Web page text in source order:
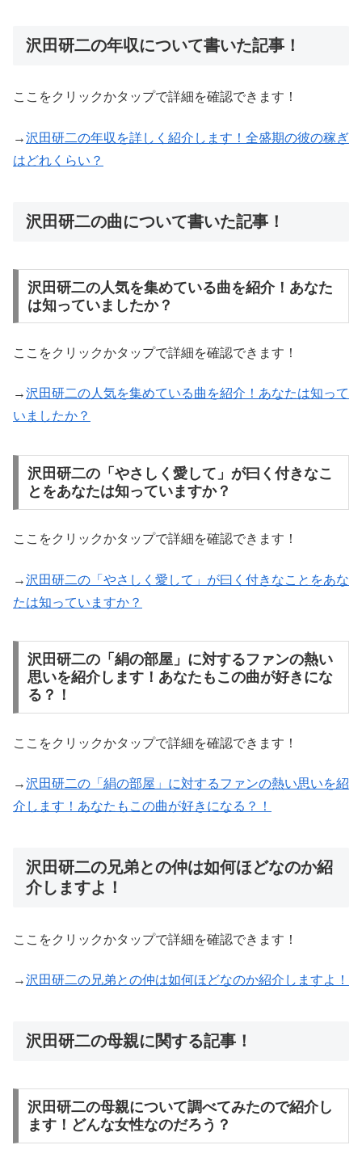
沢田研二の年収について書いた記事！
ここをクリックかタップで詳細を確認できます！
→沢田研二の年収を詳しく紹介します！全盛期の彼の稼ぎ
はどれくらい？
沢田研二の曲について書いた記事！
沢田研二の人気を集めている曲を紹介！あなた
は知っていましたか？
ここをクリックかタップで詳細を確認できます！
→沢田研二の人気を集めている曲を紹介！あなたは知って
いましたか？
沢田研二の「やさしく愛して」が曰く付きなこ
とをあなたは知っていますか？
ここをクリックかタップで詳細を確認できます！
→沢田研二の「やさしく愛して」が曰く付きなことをあな
たは知っていますか？
沢田研二の「絹の部屋」に対するファンの熱い
思いを紹介します！あなたもこの曲が好きにな
る？！
ここをクリックかタップで詳細を確認できます！
→沢田研二の「絹の部屋」に対するファンの熱い思いを紹
介します！あなたもこの曲が好きになる？！
沢田研二の兄弟との仲は如何ほどなのか紹
介しますよ！
ここをクリックかタップで詳細を確認できます！
→沢田研二の兄弟との仲は如何ほどなのか紹介しますよ！
沢田研二の母親に関する記事！
沢田研二の母親について調べてみたので紹介し
ます！どんな女性なのだろう？